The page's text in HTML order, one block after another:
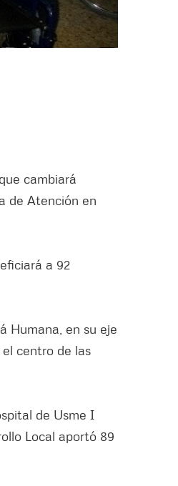
cambiará
de Atención en
a 92
Humana, en su eje
centro de las
de Usme I
Local aportó 89